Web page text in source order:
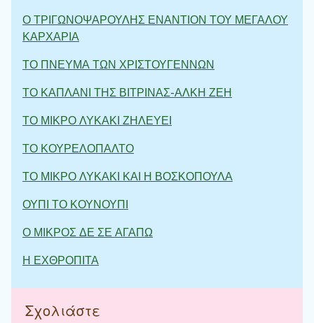
Ο ΤΡΙΓΩΝΟΨΑΡΟΥΛΗΣ ΕΝΑΝΤΙΟΝ ΤΟΥ ΜΕΓΑΛΟΥ
ΚΑΡΧΑΡΙΑ
ΤΟ ΠΝΕΥΜΑ ΤΩΝ ΧΡΙΣΤΟΥΓΕΝΝΩΝ
ΤΟ ΚΑΠΛΑΝΙ ΤΗΣ ΒΙΤΡΙΝΑΣ-ΑΛΚΗ ΖΕΗ
ΤΟ ΜΙΚΡΟ ΛΥΚΑΚΙ ΖΗΛΕΥΕΙ
ΤΟ ΚΟΥΡΕΛΟΠΑΛΤΟ
ΤΟ ΜΙΚΡΟ ΛΥΚΑΚΙ ΚΑΙ Η ΒΟΣΚΟΠΟΥΛΑ
ΟΥΠΙ ΤΟ ΚΟΥΝΟΥΠΙ
Ο ΜΙΚΡΟΣ ΔΕ ΣΕ ΑΓΑΠΩ
Η ΕΧΘΡΟΠΙΤΑ
Σχολιάστε